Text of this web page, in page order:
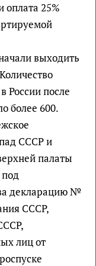
оплата 25%
выходить
России после
более 600.
СССР и
палаты
декларацию №
СССР,
лиц от